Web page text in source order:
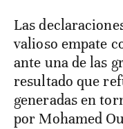
Las
valioso empate
ante una de las
resultado que
generadas en
por Mohamed